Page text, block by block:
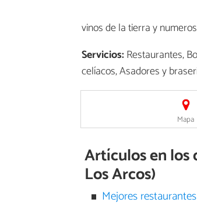
vinos de la tierra y
Servicios:Restaurantes,
celíacos, Asadores y
Mapa
Artículos en los
Los Arcos)
Mejores